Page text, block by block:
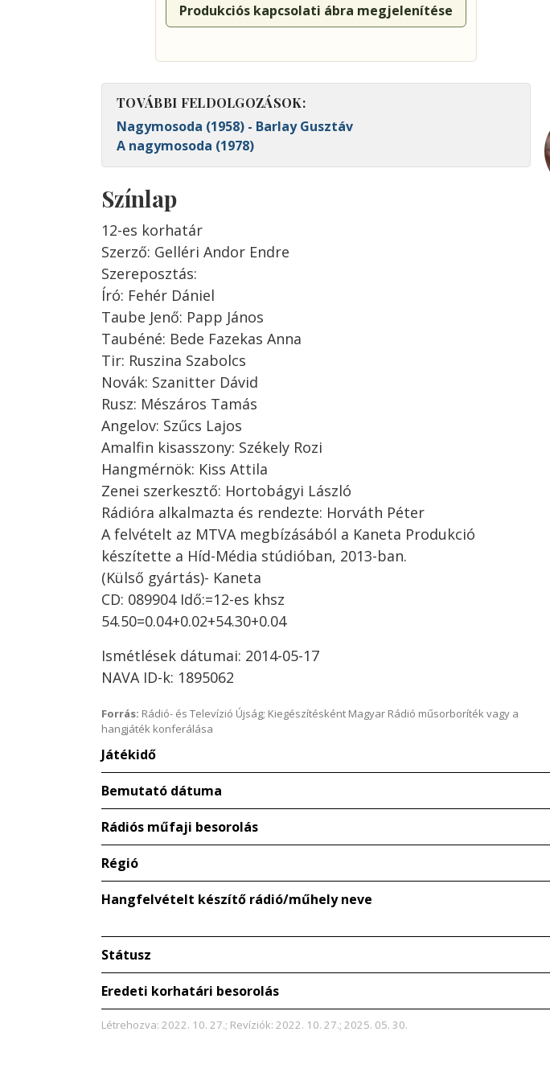
Produkciós kapcsolati ábra megjelenítése
TOVÁBBI FELDOLGOZÁSOK:
Nagymosoda (1958) - Barlay Gusztáv
A nagymosoda (1978)
Színlap
12-es korhatár
Szerző: Gelléri Andor Endre
Szereposztás:
Író: Fehér Dániel
Taube Jenő: Papp János
Taubéné: Bede Fazekas Anna
Tir: Ruszina Szabolcs
Novák: Szanitter Dávid
Rusz: Mészáros Tamás
Angelov: Szűcs Lajos
Amalfin kisasszony: Székely Rozi
Hangmérnök: Kiss Attila
Zenei szerkesztő: Hortobágyi László
Rádióra alkalmazta és rendezte: Horváth Péter
A felvételt az MTVA megbízásából a Kaneta Produkció
készítette a Híd-Média stúdióban, 2013-ban.
(Külső gyártás)- Kaneta
CD: 089904 Idő:=12-es khsz
54.50=0.04+0.02+54.30+0.04
Ismétlések dátumai: 2014-05-17
NAVA ID-k: 1895062
Forrás: Rádió- és Televízió Újság; Kiegészítésként Magyar Rádió műsorboríték vagy a
hangjáték konferálása
Játékidő
Bemutató dátuma
Rádiós műfaji besorolás
Régió
Hangfelvételt készítő rádió/műhely neve
Státusz
Eredeti korhatári besorolás
Létrehozva: 2022. 10. 27.; Revíziók: 2022. 10. 27.; 2025. 05. 30.